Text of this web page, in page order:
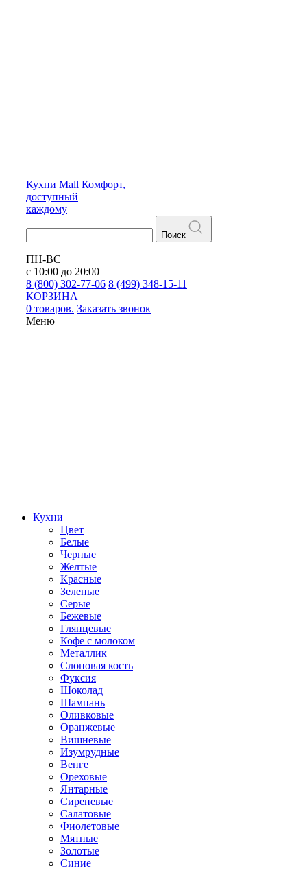
Кухни Mall Комфорт,
доступный
каждому
Поиск
ПН-ВС
с 10:00 до 20:00
8 (800) 302-77-06 8 (499) 348-15-11
КОРЗИНА
0 товаров. Заказать звонок
Меню
Кухни
Цвет
Белые
Черные
Желтые
Красные
Зеленые
Серые
Бежевые
Глянцевые
Кофе с молоком
Металлик
Слоновая кость
Фуксия
Шоколад
Шампань
Оливковые
Оранжевые
Вишневые
Изумрудные
Венге
Ореховые
Янтарные
Сиреневые
Салатовые
Фиолетовые
Мятные
Золотые
Синие